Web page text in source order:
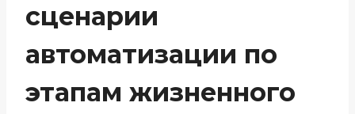
сценарии
автоматизации по
этапам жизненного